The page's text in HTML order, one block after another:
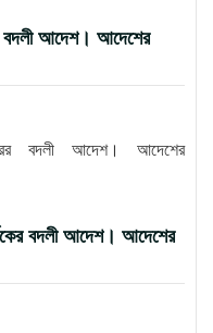
বদলী আদেশ। আদেশের
বদলী আদেশ। আদেশের
বদলী আদেশ। আদেশের